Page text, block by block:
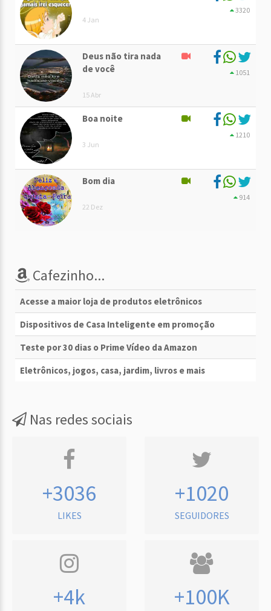
4 Jan
3320
Deus não tira nada
de você
15 Abr
1051
Boa noite
3 Jun
1210
Bom dia
22 Dez
914
Cafezinho...
Acesse a maior loja de produtos eletrônicos
Dispositivos de Casa Inteligente em promoção
Teste por 30 dias o Prime Vídeo da Amazon
Eletrônicos, jogos, casa, jardim, livros e mais
Nas redes sociais
+3036
LIKES
+1020
SEGUIDORES
+4k +100K